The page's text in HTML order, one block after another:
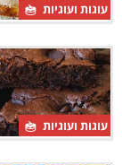
עוגות ועוגיות
עוגות ועוגיות